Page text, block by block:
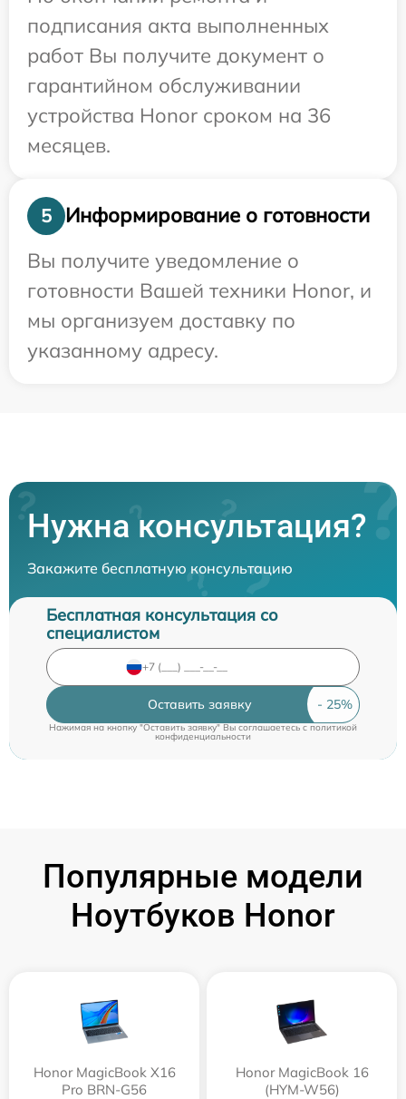
подписания акта выполненных
работ Вы получите документ о
гарантийном обслуживании
устройства Honor сроком на 36
месяцев.
5
Информирование о готовности
Вы получите уведомление о
готовности Вашей техники Honor, и
мы организуем доставку по
указанному адресу.
Нужна консультация?
Закажите бесплатную консультацию
Бесплатная консультация со
специалистом
Оставить заявку
Нажимая на кнопку "Оставить заявку" Вы соглашаетесь cполитикой
конфиденциальности
Популярные модели
Ноутбуков Honor
Honor MagicBook X16
Pro BRN-G56
Honor MagicBook 16
(HYM-W56)